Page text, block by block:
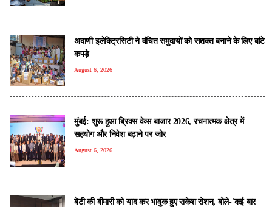
अदाणी इलेक्ट्रिसिटी ने वंचित समुदायों को सशक्त बनाने के लिए बांटे
कपड़े
August 6, 2026
मुंबई: शुरू हुआ ब्रिक्स वेव्स बाजार 2026, रचनात्मक क्षेत्र में
सहयोग और निवेश बढ़ाने पर जोर
August 6, 2026
बेटी की बीमारी को याद कर भावुक हुए राकेश रोशन, बोले-'कई बार